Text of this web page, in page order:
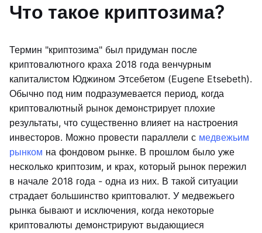
Что такое криптозима?
Термин "криптозима" был придуман после
криптовалютного краха 2018 года венчурным
капиталистом Юджином Этсебетом (Eugene Etsebeth).
Обычно под ним подразумевается период, когда
криптовалютный рынок демонстрирует плохие
результаты, что существенно влияет на настроения
инвесторов. Можно провести параллели с медвежьим
рынком на фондовом рынке. В прошлом было уже
несколько криптозим, и крах, который рынок пережил
в начале 2018 года - одна из них. В такой ситуации
страдает большинство криптовалют. У медвежьего
рынка бывают и исключения, когда некоторые
криптовалюты демонстрируют выдающиеся